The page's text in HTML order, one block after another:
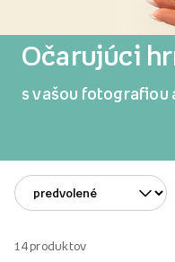
Očarujúci
s vašou fotografiou
14produktov